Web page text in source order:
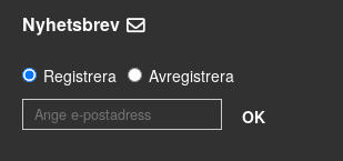
Nyhetsbrev
Registrera
Avregistrera
OK